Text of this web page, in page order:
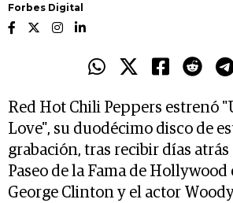
Forbes Digital
Red Hot Chili Peppers estrenó
Love", su duodécimo disco de
grabación, tras recibir días
Paseo de la Fama de
George Clinton y el actor